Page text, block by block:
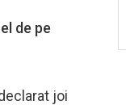
de pe
joi